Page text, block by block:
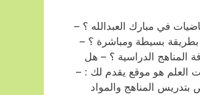
في مبارك العبدالله ؟ –
بسيطة ومباشرة ؟ –
الدراسية ؟ – هل
العلم هو موقع يقدم لك : –
المناهج والمواد